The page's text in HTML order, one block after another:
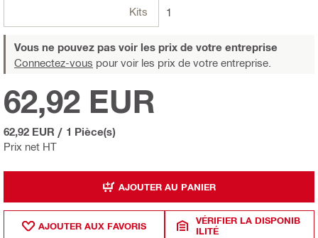
Kits 1
Vous ne pouvez pas voir les prix de votre entreprise
Connectez-vous pour voir les prix de votre entreprise.
Prix net HT
62,92 EUR
62,92 EUR / 1 Pièce(s)
AJOUTER AU PANIER
AJOUTER AUX FAVORIS
VÉRIFIER LA DISPONIB
ILITÉ